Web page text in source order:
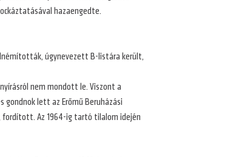
hazaengedte.
úgynevezett B-listára került,
nem mondott le. Viszont a
lett az Erőmű Beruházási
fordított. Az 1964-ig tartó tilalom idején